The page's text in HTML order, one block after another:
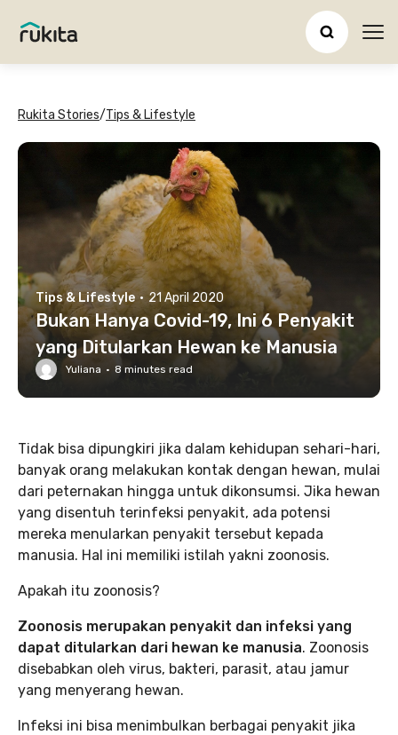
Rukita Stories/Tips & Lifestyle
Tips & Lifestyle · 21 April 2020
Bukan Hanya Covid-19, Ini 6 Penyakit
yang Ditularkan Hewan ke Manusia
Yuliana · 8 minutes read
Tidak bisa dipungkiri jika dalam kehidupan sehari-hari,
banyak orang melakukan kontak dengan hewan, mulai
dari peternakan hingga untuk dikonsumsi. Jika hewan
yang disentuh terinfeksi penyakit, ada potensi
mereka menularkan penyakit tersebut kepada
manusia. Hal ini memiliki istilah yakni zoonosis.
Apakah itu zoonosis?
Zoonosis merupakan penyakit dan infeksi yang
dapat ditularkan dari hewan ke manusia. Zoonosis
disebabkan oleh virus, bakteri, parasit, atau jamur
yang menyerang hewan.
Infeksi ini bisa menimbulkan berbagai penyakit jika